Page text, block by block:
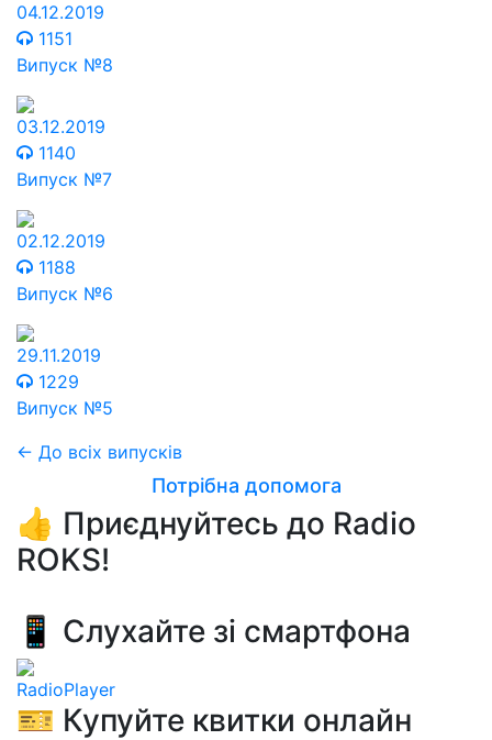
04.12.2019
1151
Випуск №8
03.12.2019
1140
Випуск №7
02.12.2019
1188
Випуск №6
29.11.2019
1229
Випуск №5
← До всіх випусків
Потрібна допомога
👍 Приєднуйтесь до Radio
ROKS!
📱 Слухайте зі смартфона
RadioPlayer
🎫 Купуйте квитки онлайн